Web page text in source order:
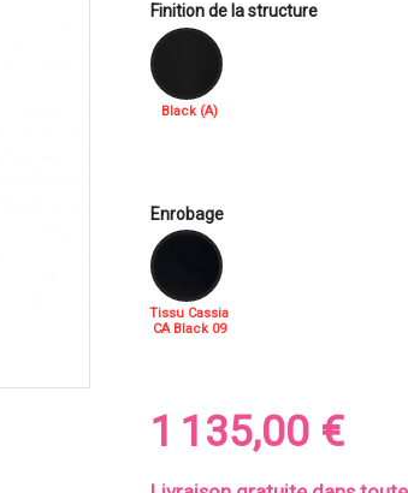
Finition de la structure
Black (A)
Enrobage
Tissu Cassia
CA Black 09
1 135,00 €